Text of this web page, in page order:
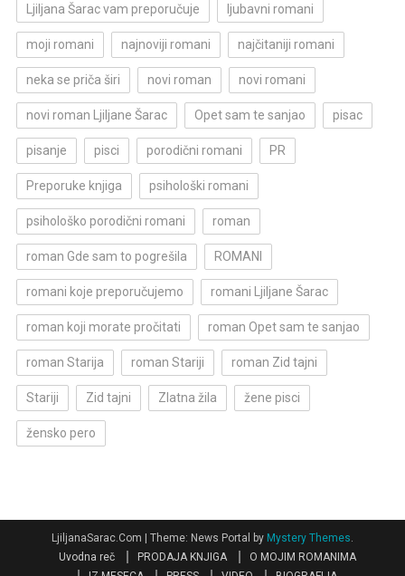
Ljiljana Šarac vam preporučuje ljubavni romani
moji romani najnoviji romani najčitaniji romani
neka se priča širi novi roman novi romani
novi roman Ljiljane Šarac Opet sam te sanjao pisac
pisanje pisci porodični romani PR
Preporuke knjiga psihološki romani
psihološko porodični romani roman
roman Gde sam to pogrešila ROMANI
romani koje preporučujemo romani Ljiljane Šarac
roman koji morate pročitati roman Opet sam te sanjao
roman Starija roman Stariji roman Zid tajni
Stariji Zid tajni Zlatna žila žene pisci
žensko pero
LjiljanaSarac.Com | Theme: News Portal by Mystery Themes
Uvodna reč
PRODAJA KNJIGA
O MOJIM ROMANIMA